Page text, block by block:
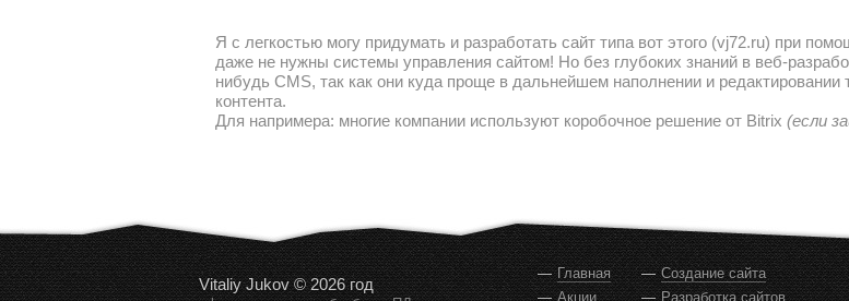
Я с легкостью могу придумать и разработать сайт типа вот этого (vj72.ru) при
даже не нужны системы управления сайтом! Но без глубоких знаний в веб-
нибудь CMS, так как они куда проще в дальнейшем наполнении и редактировании
контента.
Для напримера: многие компании используют коробочное решение от Bitrix (если
Vitaliy Jukov © 2026 год
Главная
Акции
Создание сайта
Разработка сайтов